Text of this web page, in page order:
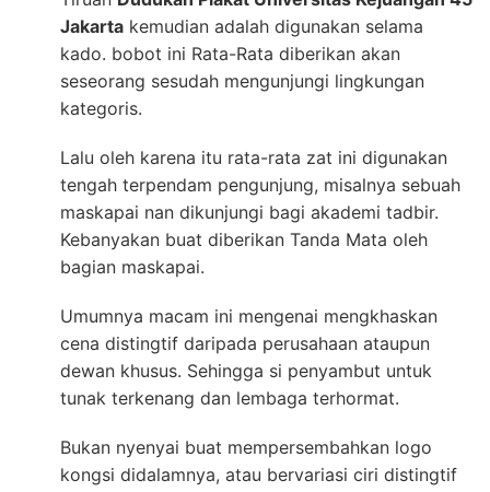
Jakarta kemudian adalah digunakan selama
kado. bobot ini Rata-Rata diberikan akan
seseorang sesudah mengunjungi lingkungan
kategoris.
Lalu oleh karena itu rata-rata zat ini digunakan
tengah terpendam pengunjung, misalnya sebuah
maskapai nan dikunjungi bagi akademi tadbir.
Kebanyakan buat diberikan Tanda Mata oleh
bagian maskapai.
Umumnya macam ini mengenai mengkhaskan
cena distingtif daripada perusahaan ataupun
dewan khusus. Sehingga si penyambut untuk
tunak terkenang dan lembaga terhormat.
Bukan nyenyai buat mempersembahkan logo
kongsi didalamnya, atau bervariasi ciri distingtif